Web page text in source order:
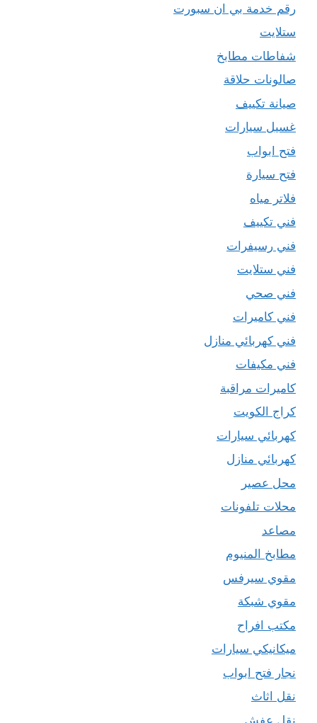
رقم خدمة بي ان سبورت
ستلايت
شفاطات مطابخ
صالونات حلاقة
صيانة تكييف
غسيل سيارات
فتح ابواب
فتح سيارة
فلاتر مياه
فني تكييف
فني رسيفرات
فني ستلايت
فني صحي
فني كاميرات
فني كهربائي منازل
فني مكيفات
كاميرات مراقبة
كراج الكويت
كهربائي سيارات
كهربائي منازل
محل عصير
محلات تلفونات
مصاعد
مطابخ المنيوم
مقوي سيرفس
مقوي شبكة
مكتب افراح
ميكانيكي سيارات
نجار فتح ابواب
نقل اثاث
نقل عفش